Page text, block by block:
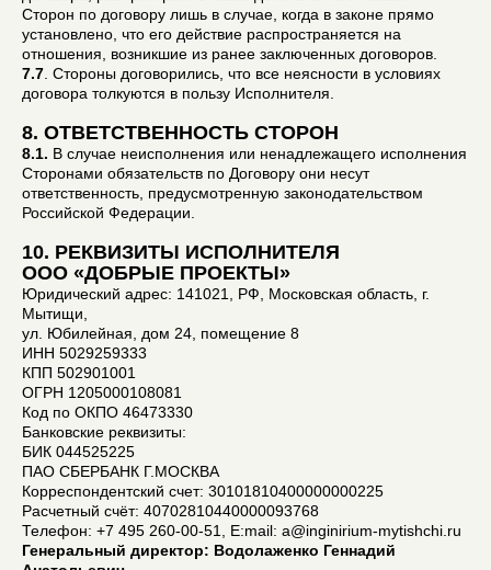
Сторон по договору лишь в случае, когда в законе прямо
установлено, что его действие распространяется на
отношения, возникшие из ранее заключенных договоров.
7.7 . Стороны договорились, что все неясности в условиях
договора толкуются в пользу Исполнителя.
8. ОТВЕТСТВЕННОСТЬ СТОРОН
8.1. В случае неисполнения или ненадлежащего исполнения
Сторонами обязательств по Договору они несут
ответственность, предусмотренную законодательством
Российской Федерации.
10. РЕКВИЗИТЫ ИСПОЛНИТЕЛЯ
ООО «ДОБРЫЕ ПРОЕКТЫ»
Юридический адрес: 141021, РФ, Московская область, г.
Мытищи,
ул. Юбилейная, дом 24, помещение 8
ИНН 5029259333
КПП 502901001
ОГРН 1205000108081
Код по ОКПО 46473330
Банковские реквизиты:
БИК 044525225
ПАО СБЕРБАНК Г.МОСКВА
Корреспондентский счет: 30101810400000000225
Расчетный счёт: 40702810440000093768
Телефон: +7 495 260-00-51, E:mail: a@inginirium-mytishchi.ru
Генеральный директор: Водолаженко Геннадий